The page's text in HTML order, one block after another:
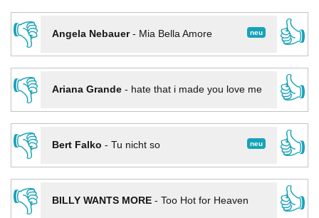
👎 neu
Angela Nebauer- Mia Bella Amore
👍
👎
Ariana Grande- hate that i made you love me
👍
👎
neu
Bert Falko - Tu nicht so
👍
👎
BILLY WANTS MORE- Too Hot for Heaven
👍